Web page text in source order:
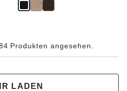
Produkten angesehen.
LADEN